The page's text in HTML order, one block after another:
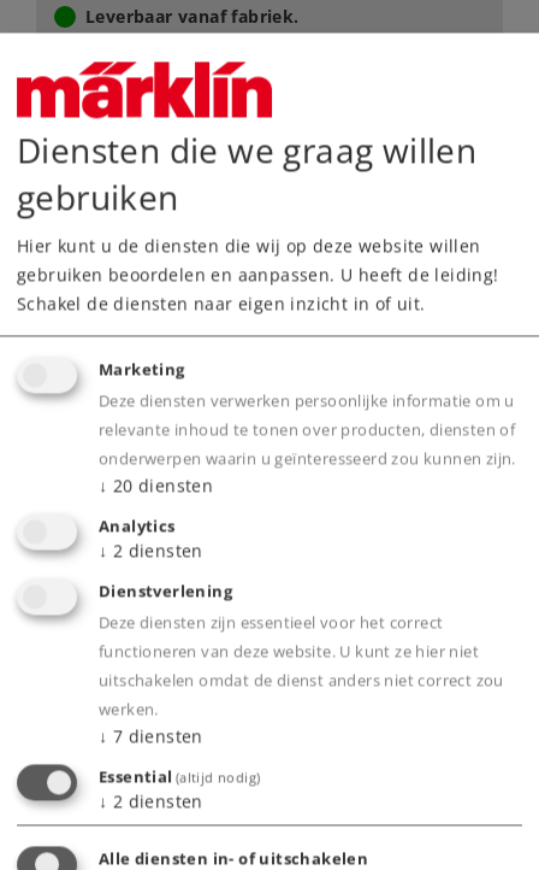
Leverbaar vanaf fabriek.
Webwinkel
Dealer zoeken
Downloads
Onderdelen bestellen
Highlights
Dit model wordt opnieuw geproduceerd met
Gedetailleerde uitvoering, grotendeels van
metaal vervaardigd.
Voorzien van echt werkende klapbeugels.
Veel los aangezette details.
Bufferhoogte volgens NEM.
Geladen met 2 zadelopleggers.
Diensten die we graag willen
gebruiken
Hier kunt u de diensten die wij op deze website willen
gebruiken beoordelen en aanpassen. U heeft de leiding!
Schakel de diensten naar eigen inzicht in of uit.
Marketing
Deze diensten verwerken persoonlijke informatie om u
relevante inhoud te tonen over producten, diensten of
onderwerpen waarin u geïnteresseerd zou kunnen zijn.
↓ 20 diensten
Analytics
↓ 2 diensten
Dienstverlening
Deze diensten zijn essentieel voor het correct
functioneren van deze website. U kunt ze hier niet
uitschakelen omdat de dienst anders niet correct zou
werken.
↓ 7 diensten
Essential (altijd nodig)
↓ 2 diensten
Alle diensten in- of uitschakelen